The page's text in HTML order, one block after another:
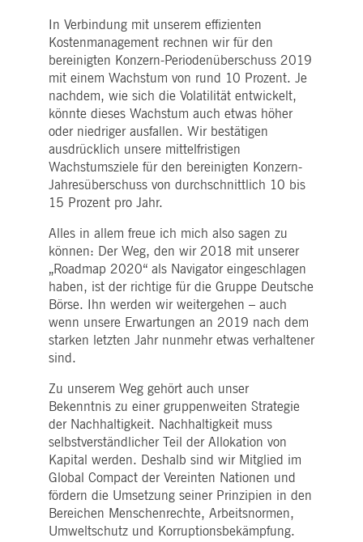
In Verbindung mit unserem effizienten
Kostenmanagement rechnen wir für den
bereinigten Konzern-Periodenüberschuss 2019
mit einem Wachstum von rund 10 Prozent. Je
nachdem, wie sich die Volatilität entwickelt,
könnte dieses Wachstum auch etwas höher
oder niedriger ausfallen. Wir bestätigen
ausdrücklich unsere mittelfristigen
Wachstumsziele für den bereinigten Konzern-
Jahresüberschuss von durchschnittlich 10 bis
15 Prozent pro Jahr.
Alles in allem freue ich mich also sagen zu
können: Der Weg, den wir 2018 mit unserer
„Roadmap 2020“ als Navigator eingeschlagen
haben, ist der richtige für die Gruppe Deutsche
Börse. Ihn werden wir weitergehen – auch
wenn unsere Erwartungen an 2019 nach dem
starken letzten Jahr nunmehr etwas verhaltener
sind.
Zu unserem Weg gehört auch unser
Bekenntnis zu einer gruppenweiten Strategie
der Nachhaltigkeit. Nachhaltigkeit muss
selbstverständlicher Teil der Allokation von
Kapital werden. Deshalb sind wir Mitglied im
Global Compact der Vereinten Nationen und
fördern die Umsetzung seiner Prinzipien in den
Bereichen Menschenrechte, Arbeitsnormen,
Umweltschutz und Korruptionsbekämpfung.